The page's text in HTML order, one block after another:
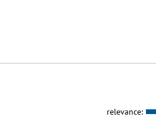
relevance: